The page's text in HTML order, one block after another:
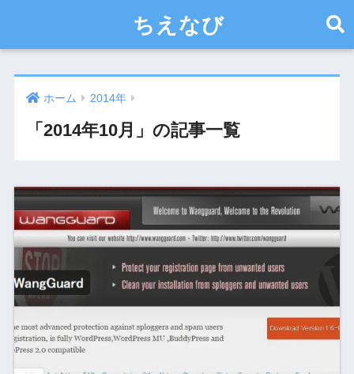
ちえなび
ホーム 2014年
「2014年10月」の記事一覧